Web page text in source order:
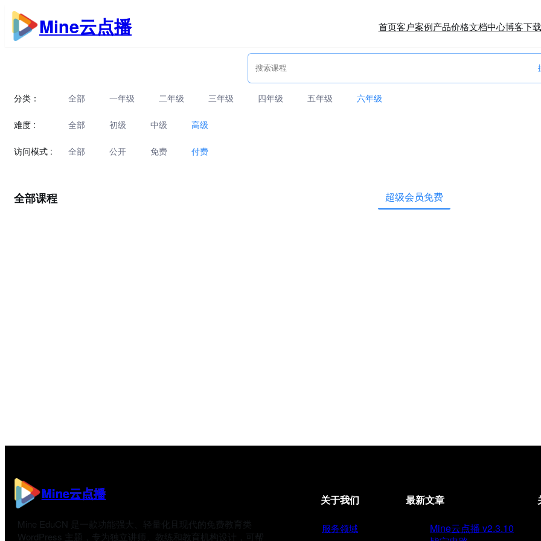
跳
至
内
Mine云点播 首页客户案例产品价格文档中心博客下载
分类： 全部 一年级 二年级 三年级 四年级 五年级 六年级
难度 : 全部 初级 中级 高级
访问模式 : 全部 公开 免费 付费
全部课程 超级会员免费
Mine云点播
Mine EduCN 是一款功能强大、轻量化且现代的免费教育类
WordPress 主题，专为独立讲师、教练和教育机构设计，可帮
关于我们
服务领域
最新文章
Mine云点播 v2.3.10